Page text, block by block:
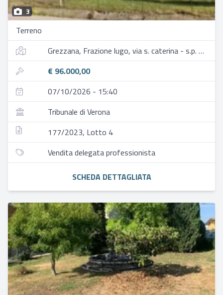
3
Terreno
Grezzana, Frazione lugo, via s. caterina - s.p. 14
€ 96.000,00
07/10/2026 - 15:40
Tribunale di Verona
177/2023, Lotto 4
Vendita delegata professionista
SCHEDA DETTAGLIATA